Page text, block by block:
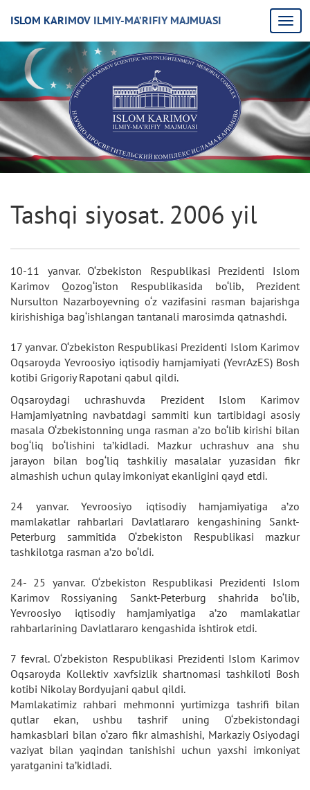
ISLOM KARIMOV ILMIY-MA’RIFIY MAJMUASI
Tashqi siyosat. 2006 yil
10-11 yanvar. O‘zbekiston Respublikasi Prezidenti Islom
Karimov Qozog‘iston Respublikasida bo‘lib, Prezident
Nursulton Nazarboyevning o‘z vazifasini rasman bajarishga
kirishishiga bag‘ishlangan tantanali marosimda qatnashdi.
17 yanvar. O‘zbekiston Respublikasi Prezidenti Islom Karimov
Oqsaroyda Yevroosiyo iqtisodiy hamjamiyati (YevrAzES) Bosh
kotibi Grigoriy Rapotani qabul qildi.
Oqsaroydagi uchrashuvda Prezident Islom Karimov
Hamjamiyatning navbatdagi sammiti kun tartibidagi asosiy
masala O‘zbekistonning unga rasman a’zo bo‘lib kirishi bilan
bog‘liq bo‘lishini ta’kidladi. Mazkur uchrashuv ana shu
jarayon bilan bog‘liq tashkiliy masalalar yuzasidan fikr
almashish uchun qulay imkoniyat ekanligini qayd etdi.
24 yanvar. Yevroosiyo iqtisodiy hamjamiyatiga a’zo
mamlakatlar rahbarlari Davlatlararo kengashining Sankt-
Peterburg sammitida O‘zbekiston Respublikasi mazkur
tashkilotga rasman a’zo bo‘ldi.
24- 25 yanvar. O‘zbekiston Respublikasi Prezidenti Islom
Karimov Rossiyaning Sankt-Peterburg shahrida bo‘lib,
Yevroosiyo iqtisodiy hamjamiyatiga a’zo mamlakatlar
rahbarlarining Davlatlararo kengashida ishtirok etdi.
7 fevral. O‘zbekiston Respublikasi Prezidenti Islom Karimov
Oqsaroyda Kollektiv xavfsizlik shartnomasi tashkiloti Bosh
kotibi Nikolay Bordyujani qabul qildi.
Mamlakatimiz rahbari mehmonni yurtimizga tashrifi bilan
qutlar ekan, ushbu tashrif uning O‘zbekistondagi
hamkasblari bilan o‘zaro fikr almashishi, Markaziy Osiyodagi
vaziyat bilan yaqindan tanishishi uchun yaxshi imkoniyat
yaratganini ta’kidladi.